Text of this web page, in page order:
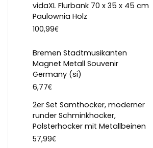
vidaXL Flurbank 70 x 35 x 45 cm
Paulownia Holz
100,99€
Bremen Stadtmusikanten
Magnet Metall Souvenir
Germany (si)
6,77€
2er Set Samthocker, moderner
runder Schminkhocker,
Polsterhocker mit Metallbeinen
57,99€